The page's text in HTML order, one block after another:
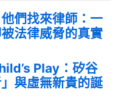
們找來律師：一
法律威脅的真實
Play：矽谷
」與虛無新貴的誕